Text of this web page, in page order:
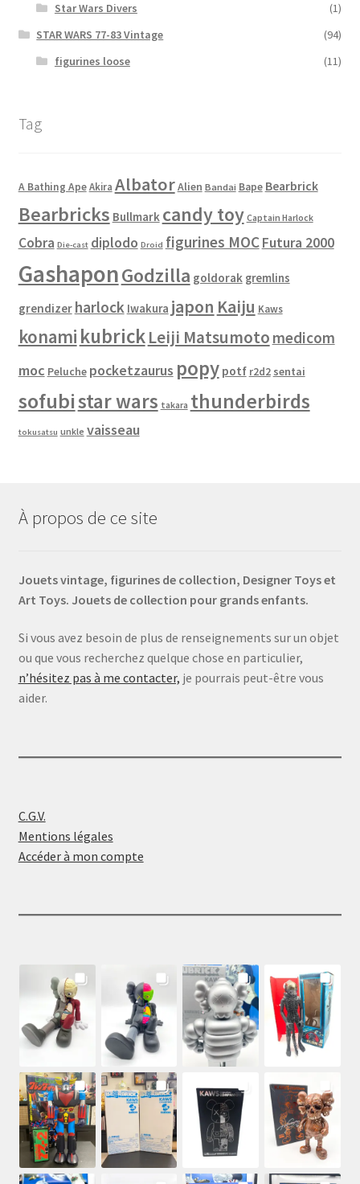
Star Wars Divers
(1)
STAR WARS 77-83 Vintage
(94)
figurines loose
(11)
Tag
A Bathing Ape Akira AlbatorAlien Bandai Bape Bearbrick
Bearbricks Bullmark candy toy Captain Harlock
Cobra Die-cast diplodo Droid figurines MOCFutura 2000
GashaponGodzilla goldorak gremlins
grendizer harlock Iwakura japon Kaiju Kaws
konami kubrickLeiji Matsumoto medicom
moc Peluche pocketzaurus popy potf r2d2 sentai
sofubistar wars takara thunderbirds
tokusatsu unkle vaisseau
À propos de ce site
Jouets vintage, figurines de collection, Designer Toys et
Art Toys. Jouets de collection pour grands enfants.
Si vous avez besoin de plus de renseignements sur un objet
ou que vous recherchez quelque chose en particulier,
n’hésitez pas à me contacter, je pourrais peut-être vous
aider.
C.G.V.
Mentions légales
Accéder à mon compte